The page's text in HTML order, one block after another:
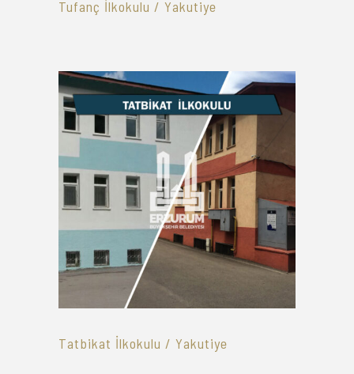
Tufanç İlkokulu / Yakutiye
Tatbikat İlkokulu / Yakutiye